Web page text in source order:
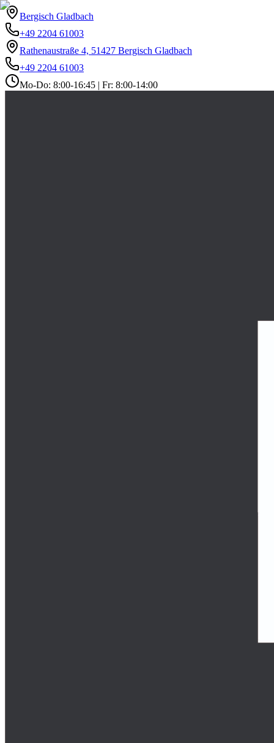
Bergisch Gladbach
+49 2204 61003
Rathenaustraße 4, 51427 Bergisch Gladbach
+49 2204 61003
Mo-Do: 8:00-16:45 | Fr: 8:00-14:00